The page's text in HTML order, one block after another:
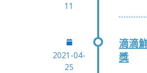
11
2021-04-
25
滴滴
獎